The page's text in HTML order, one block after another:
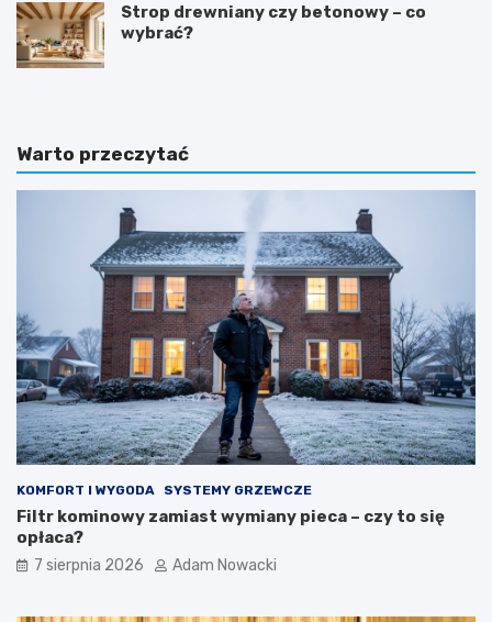
Strop drewniany czy betonowy – co
wybrać?
Warto przeczytać
KOMFORT I WYGODA SYSTEMY GRZEWCZE
Filtr kominowy zamiast wymiany pieca – czy to się
opłaca?
7 sierpnia 2026 Adam Nowacki